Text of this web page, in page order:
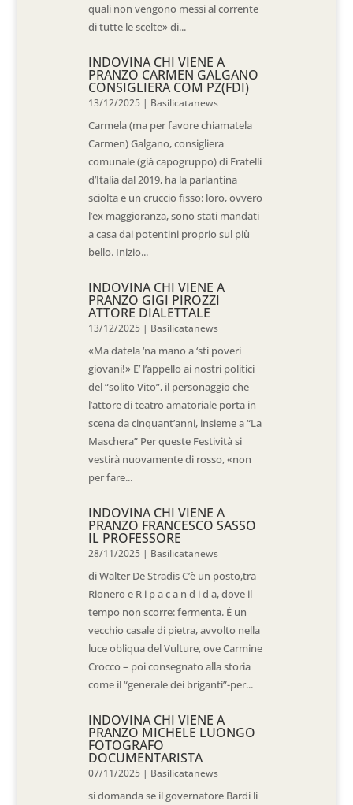
quali non vengono messi al corrente
di tutte le scelte» di...
INDOVINA CHI VIENE A
PRANZO CARMEN GALGANO
CONSIGLIERA COM PZ(FDI)
13/12/2025 | Basilicatanews
Carmela (ma per favore chiamatela
Carmen) Galgano, consigliera
comunale (già capogruppo) di Fratelli
d’Italia dal 2019, ha la parlantina
sciolta e un cruccio fisso: loro, ovvero
l’ex maggioranza, sono stati mandati
a casa dai potentini proprio sul più
bello. Inizio...
INDOVINA CHI VIENE A
PRANZO GIGI PIROZZI
ATTORE DIALETTALE
13/12/2025 | Basilicatanews
«Ma datela ‘na mano a ‘sti poveri
giovani!» E’ l’appello ai nostri politici
del “solito Vito”, il personaggio che
l’attore di teatro amatoriale porta in
scena da cinquant’anni, insieme a “La
Maschera” Per queste Festività si
vestirà nuovamente di rosso, «non
per fare...
INDOVINA CHI VIENE A
PRANZO FRANCESCO SASSO
IL PROFESSORE
28/11/2025 | Basilicatanews
di Walter De Stradis C’è un posto,tra
Rionero e R i p a c a n d i d a, dove il
tempo non scorre: fermenta. È un
vecchio casale di pietra, avvolto nella
luce obliqua del Vulture, ove Carmine
Crocco – poi consegnato alla storia
come il “generale dei briganti”-per...
INDOVINA CHI VIENE A
PRANZO MICHELE LUONGO
FOTOGRAFO
DOCUMENTARISTA
07/11/2025 | Basilicatanews
si domanda se il governatore Bardi li